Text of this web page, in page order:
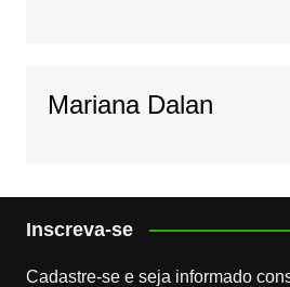
Mariana Dalan
Inscreva-se
Cadastre-se e seja informado